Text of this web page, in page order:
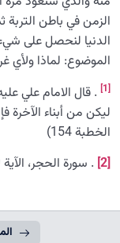
الزمن في باطن التربة
الدنیا لنحصل على
الموضوع: لماذا ولأي
[1]
. قال الامام علي
لیکن من أبناء الآخرة
الخطبة 154)
[2]
. سورة الحجر، الآية 29